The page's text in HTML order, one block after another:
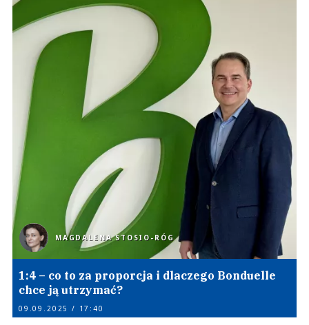
MAGDALENA STOSIO-RÓG
1:4 – co to za proporcja i dlaczego Bonduelle
chce ją utrzymać?
09.09.2025 / 17:40